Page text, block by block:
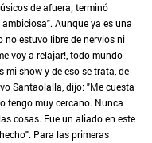
de afuera; terminó
Aunque ya es una
no estuvo libre de nervios ni
voy a relajar!, todo mundo
mi show y de eso se trata, de
Santaolalla, dijo: "Me cuesta
tengo muy cercano. Nunca
cosas. Fue un aliado en este
Para las primeras